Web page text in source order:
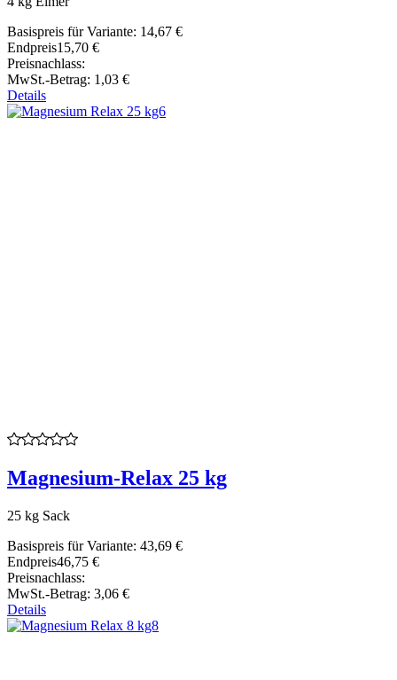
Basispreis für Variante: 14,67 €
Endpreis15,70 €
Preisnachlass:
MwSt.-Betrag: 1,03 €
Details
Magnesium-Relax 25 kg
25 kg Sack
Basispreis für Variante: 43,69 €
Endpreis46,75 €
Preisnachlass:
MwSt.-Betrag: 3,06 €
Details